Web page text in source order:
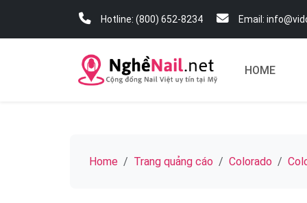
Hotline: (800) 652-8234 Email:
HOME
Home Trang quảng cáo Colorado